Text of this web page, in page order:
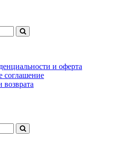
и оферта
соглашение
возврата